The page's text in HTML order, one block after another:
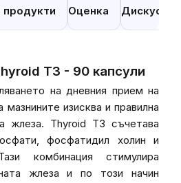
продукти Оценка Дискусия
T3 - 90 капсули
на дневния прием на
мазнините изисква и правилна
жлеза. Thyroid T3 съчетава
фосфатидил холин и
комбинация стимулира
жлеза и по този начин